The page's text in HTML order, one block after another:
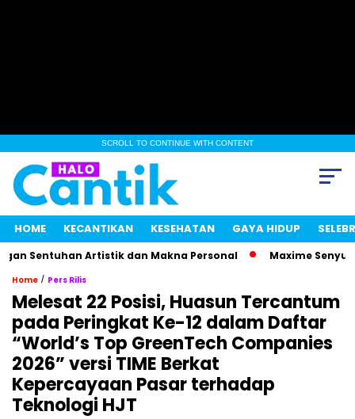
SCROLL TO CONTINUE WITH CONTENT
HOME KECANTIKAN KESEHATAN GAYA HIDUP
Sentuhan Artistik dan Makna Personal Maxime Senyum
Home / Pers Rilis
Melesat 22 Posisi, Huasun Tercantum
pada Peringkat Ke-12 dalam Daftar
“World’s Top GreenTech Companies
2026” versi TIME Berkat
Kepercayaan Pasar terhadap
Teknologi HJT